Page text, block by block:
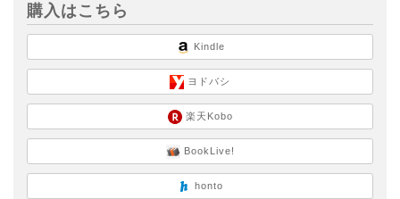
購入はこちら
Kindle
ヨドバシ
楽天Kobo
BookLive!
honto